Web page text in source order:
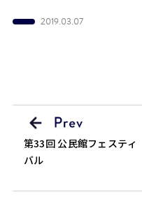
2019.03.07
第33回 公民館フェスティ
バル